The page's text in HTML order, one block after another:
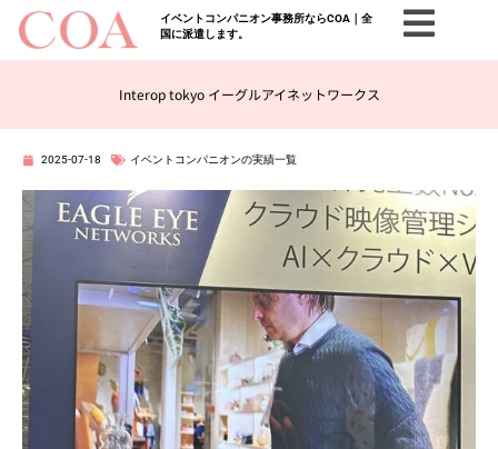
イベントコンパニオン事務所ならCOA｜全
国に派遣します。
Interop tokyo イーグルアイネットワークス
2025-07-18 イベントコンパニオンの実績一覧